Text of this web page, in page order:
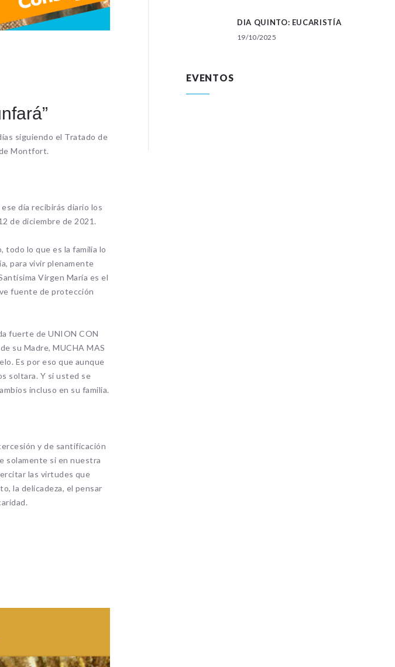
siguiendo el Tratado de
Montfort.
día recibirás diario los
de diciembre de 2021.
todo lo que es la familia lo
para vivir plenamente
Virgen María es el
fuente de protección
fuerte de UNION CON
su Madre, MUCHA MAS
Es por eso que aunque
soltara. Y si usted se
incluso en su familia.
y de santificación
solamente si en nuestra
las virtudes que
la delicadeza, el pensar
DIA QUINTO: EUCARISTÍA
19/10/2025
EVENTOS